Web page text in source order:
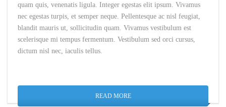
quam quis, venenatis ligula. Integer egestas elit ipsum. Vivamus
nec egestas turpis, et semper neque. Pellentesque ac nisl feugiat,
blandit mauris ut, sollicitudin quam. Vivamus vestibulum est
scelerisque mi tempus fermentum. Vestibulum sed orci cursus,
dictum nisl nec, iaculis tellus.
READ MORE